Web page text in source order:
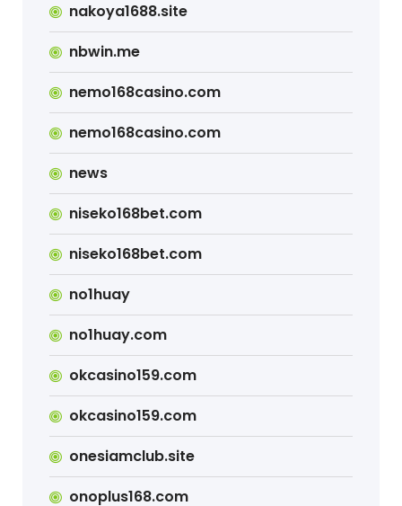
nakoya1688.site
nbwin.me
nemo168casino.com
nemo168casino.com
news
niseko168bet.com
niseko168bet.com
no1huay
no1huay.com
okcasino159.com
okcasino159.com
onesiamclub.site
onoplus168.com